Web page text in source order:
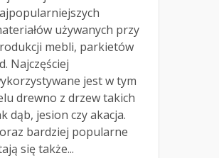
używanych przy
mebli, parkietów
Najczęściej
jest w tym
drewno z drzew takich
dąb, jesion czy akacja.
bardziej popularne
się także...